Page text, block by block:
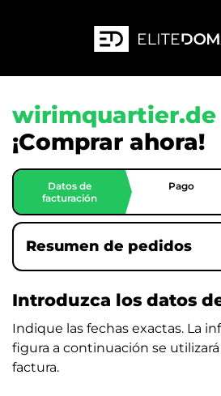
wirimquartier.de
¡Comprar ahora!
Datos de
facturación
Pago
Resumen de pedidos
Introduzca los datos
Indique las fechas exactas. La
figura a continuación se utilizará
factura.